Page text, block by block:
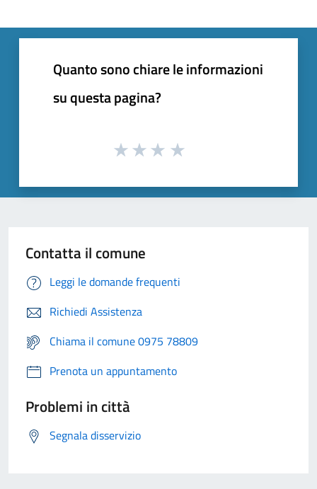
Quanto sono chiare le informazioni
su questa pagina?
Contatta il comune
Leggi le domande frequenti
Richiedi Assistenza
Chiama il comune 0975 78809
Prenota un appuntamento
Problemi in città
Segnala disservizio